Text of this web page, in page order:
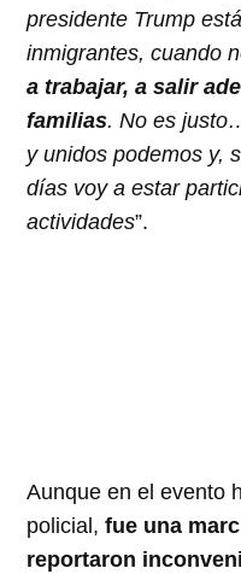
presidente Trump
inmigrantes, cuando
a trabajar, a salir
familias. No es
y unidos podemos y,
días voy a estar
actividades”.
Aunque en el evento
policial,fue una
reportaron